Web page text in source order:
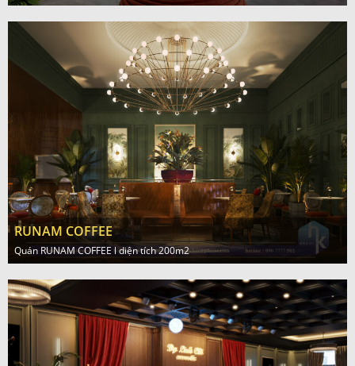
RUNAM COFFEE
Quán RUNAM COFFEE l diện tích 200m2